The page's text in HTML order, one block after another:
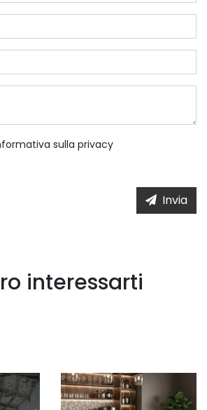
sulla privacy
Invia
interessarti